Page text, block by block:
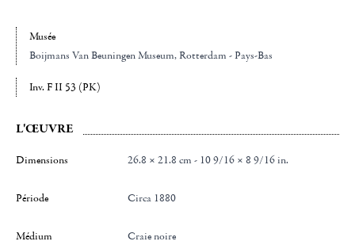
Musée
Boijmans Van Beuningen Museum, Rotterdam - Pays-Bas
Inv. F II 53 (PK)
L'ŒUVRE
Dimensions 26.8 × 21.8 cm - 10 9/16 × 8 9/16 in.
Période Circa 1880
Médium Craie noire